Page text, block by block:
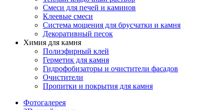
Смеси для печей и каминов
Клеевые смеси
Система мощения для брусчатки и камня
Декоративный песок
Химия для камня
Полиэфирный клей
Герметик для камня
Гидрофобизаторы и очистители фасадов
Очистители
Пропитки и покрытия для камня
Фотогалерея